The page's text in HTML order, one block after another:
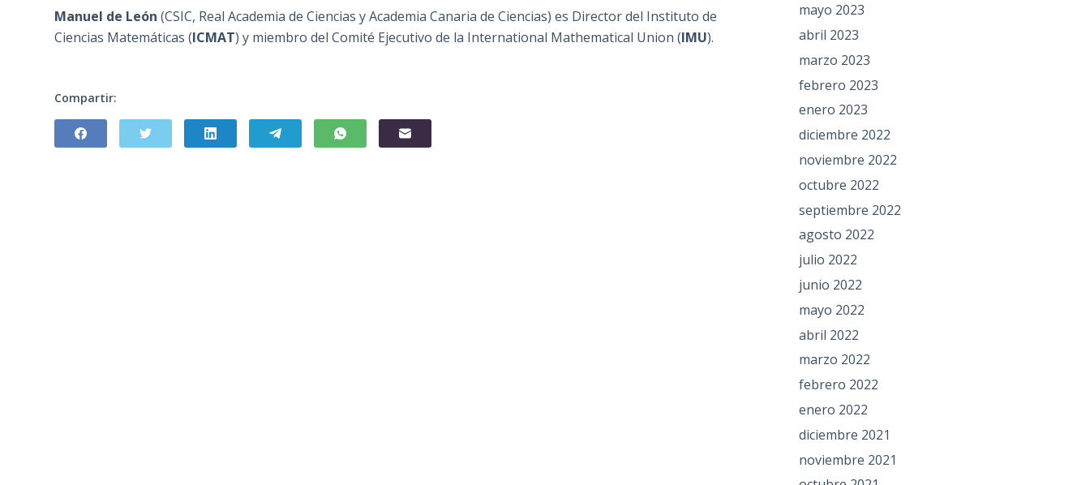
Manuel de León (CSIC, Real Academia de Ciencias y Academia Canaria de Ciencias) es Director del Instituto de
Ciencias Matemáticas (ICMAT) y miembro del Comité Ejecutivo de la International Mathematical Union (IMU).
Compartir:
mayo 2023
abril 2023
marzo 2023
febrero 2023
enero 2023
diciembre 2022
noviembre 2022
octubre 2022
septiembre 2022
agosto 2022
julio 2022
junio 2022
mayo 2022
abril 2022
marzo 2022
febrero 2022
enero 2022
diciembre 2021
noviembre 2021